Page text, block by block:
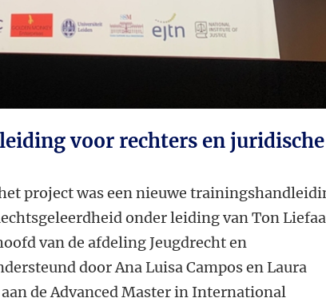
voor rechters en juridische
project was een nieuwe
onder leiding van Ton
van de afdeling Jeugdrecht en
door Ana Luisa Campos en Laura
de Advanced Master in International